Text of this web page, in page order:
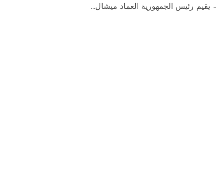
– يقيم رئيس الجمهورية العماد ميشال...